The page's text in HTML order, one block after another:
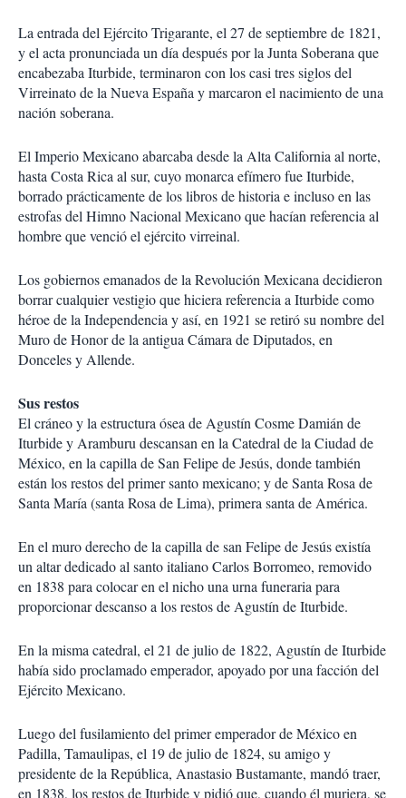
La entrada del Ejército Trigarante, el 27 de septiembre de 1821,
y el acta pronunciada un día después por la Junta Soberana que
encabezaba Iturbide, terminaron con los casi tres siglos del
Virreinato de la Nueva España y marcaron el nacimiento de una
nación soberana.
El Imperio Mexicano abarcaba desde la Alta California al norte,
hasta Costa Rica al sur, cuyo monarca efímero fue Iturbide,
borrado prácticamente de los libros de historia e incluso en las
estrofas del Himno Nacional Mexicano que hacían referencia al
hombre que venció el ejército virreinal.
Los gobiernos emanados de la Revolución Mexicana decidieron
borrar cualquier vestigio que hiciera referencia a Iturbide como
héroe de la Independencia y así, en 1921 se retiró su nombre del
Muro de Honor de la antigua Cámara de Diputados, en
Donceles y Allende.
Sus restos
El cráneo y la estructura ósea de Agustín Cosme Damián de
Iturbide y Aramburu descansan en la Catedral de la Ciudad de
México, en la capilla de San Felipe de Jesús, donde también
están los restos del primer santo mexicano; y de Santa Rosa de
Santa María (santa Rosa de Lima), primera santa de América.
En el muro derecho de la capilla de san Felipe de Jesús existía
un altar dedicado al santo italiano Carlos Borromeo, removido
en 1838 para colocar en el nicho una urna funeraria para
proporcionar descanso a los restos de Agustín de Iturbide.
En la misma catedral, el 21 de julio de 1822, Agustín de Iturbide
había sido proclamado emperador, apoyado por una facción del
Ejército Mexicano.
Luego del fusilamiento del primer emperador de México en
Padilla, Tamaulipas, el 19 de julio de 1824, su amigo y
presidente de la República, Anastasio Bustamante, mandó traer,
en 1838, los restos de Iturbide y pidió que, cuando él muriera, se